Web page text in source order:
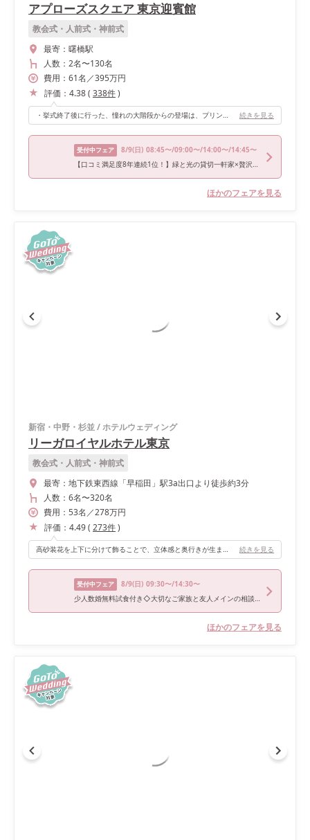
アプローズスクエア 東京迎賓館
教会式・人前式・神前式
最寄： 曙橋駅
人数： 2名〜130名
費用： 61名 ／395万円
評価： 4.38( 338件)
・挙式終了後に行った、憧れの大階段からの登場は、プリンセスになった気分でした。 ・会場は、高級感のあるオシャレな空間になっていて、テイストによって、テーブルクロスや装花が変えられます。 ・高砂の位置は縦横と変える事ができ、どこからでもゲストの顔が見られたのも、良かったです。 続きを見る
受付中フェア 8/9(日) 08:45〜/09:00〜/14:00〜/14:45〜
【口コミ満足度8年連続1位！】緑と光の貸切一軒家×贅沢試食付
ほかのフェアを見る
新宿・中野・杉並/ホテルウェディング
リーガロイヤルホテル東京
教会式・人前式・神前式
最寄： 地下鉄東西線「早稲田」駅3a出口より徒歩約3分
人数： 6名〜320名
費用： 53名 ／278万円
評価： 4.49( 273件)
高砂装花を上下に分けて飾ることで、立体感と奥行きが生まれ、洗練された雰囲気を演出することができました。 続きを見る
受付中フェア 8/9(日) 09:30〜/14:30〜
少人数婚無料試食付き◇大切なご家族と友人メインの相談フェア
ほかのフェアを見る